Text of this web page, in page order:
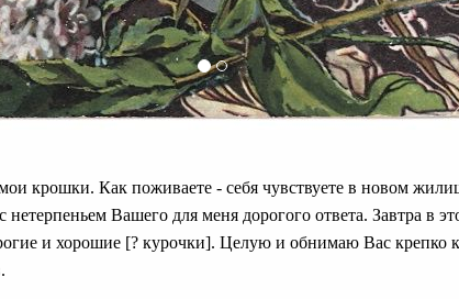
крошки. Как поживаете - себя чувствуете в новом
Вашего для меня дорогого ответа. Завтра в
и хорошие [? курочки]. Целую и обнимаю Вас крепко